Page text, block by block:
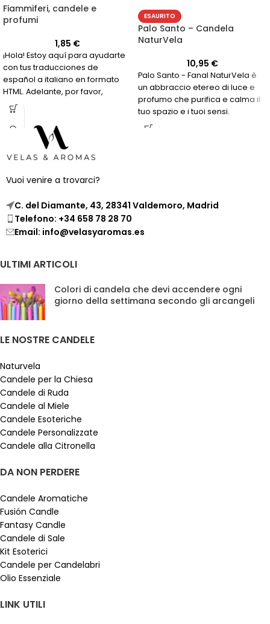
Fiammiferi, candele e
profumi
1,85 €
¡Hola! Estoy aquí para ayudarte
con tus traducciones de
español a italiano en formato
HTML. Adelante, por favor,
envíame el texto que necesitas
traducir y yo me encargaré de
hacerlo de manera precisa y sin
aumentar el número de
caracteres. ¡Estoy listo para
ESAURITO
Palo Santo – Candela
NaturVela
10,95 €
Palo Santo - Fanal NaturVela è
un abbraccio etereo di luce e
profumo che purifica e calma il
tuo spazio e i tuoi sensi.
Vuoi venire a trovarci?
C. del Diamante, 43, 28341 Valdemoro, Madrid
Telefono: +34 658 78 28 70
Email: info@velasyaromas.es
ULTIMI ARTICOLI
Colori di candela che devi accendere ogni
giorno della settimana secondo gli arcangeli
LE NOSTRE CANDELE
Naturvela
Candele per la Chiesa
Candele di Ruda
Candele al Miele
Candele Esoteriche
Candele Personalizzate
Candele alla Citronella
DA NON PERDERE
Candele Aromatiche
Fusión Candle
Fantasy Candle
Candele di Sale
Kit Esoterici
Candele per Candelabri
Olio Essenziale
LINK UTILI